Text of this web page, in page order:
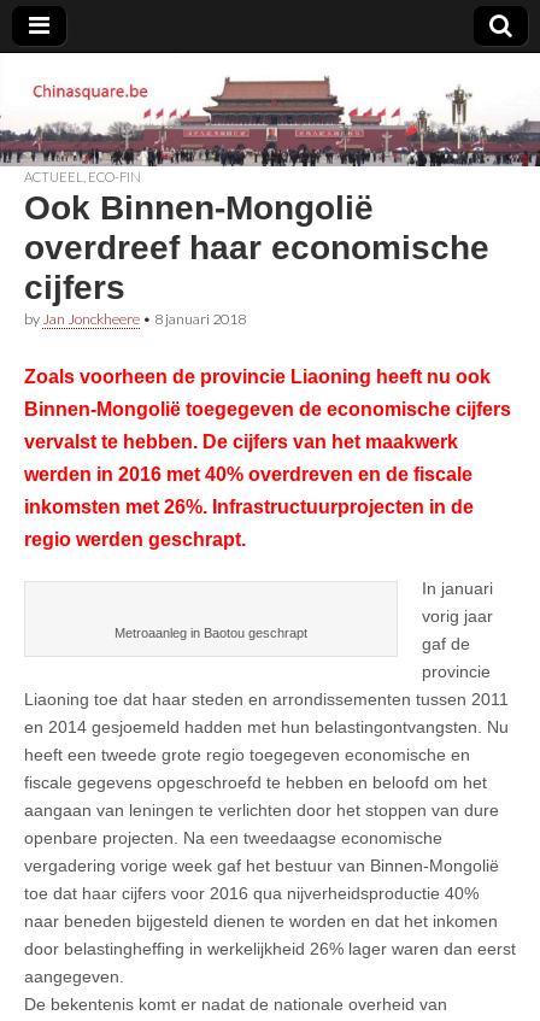
Chinasquare.be
ACTUEEL ECO-FIN
Ook Binnen-Mongolië
overdreef haar economische
cijfers
by Jan Jonckheere • 8 januari 2018
Zoals voorheen de provincie Liaoning heeft nu ook
Binnen-Mongolië toegegeven de economische cijfers
vervalst te hebben. De cijfers van het maakwerk
werden in 2016 met 40% overdreven en de fiscale
inkomsten met 26%. Infrastructuurprojecten in de
regio werden geschrapt.
Metroaanleg in Baotou geschrapt
In januari
vorig jaar
gaf de
provincie
Liaoning toe dat haar steden en arrondissementen tussen 2011
en 2014 gesjoemeld hadden met hun belastingontvangsten. Nu
heeft een tweede grote regio toegegeven economische en
fiscale gegevens opgeschroefd te hebben en beloofd om het
aangaan van leningen te verlichten door het stoppen van dure
openbare projecten. Na een tweedaagse economische
vergadering vorige week gaf het bestuur van Binnen-Mongolië
toe dat haar cijfers voor 2016 qua nijverheidsproductie 40%
naar beneden bijgesteld dienen te worden en dat het inkomen
door belastingheffing in werkelijkheid 26% lager waren dan eerst
aangegeven.
De bekentenis komt er nadat de nationale overheid van